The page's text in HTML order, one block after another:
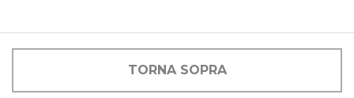
TORNA SOPRA